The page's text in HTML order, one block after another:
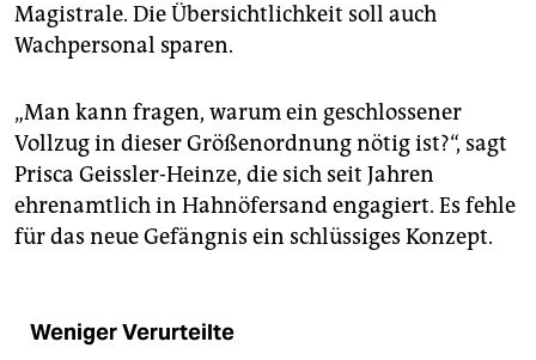
Magistrale. Die Übersichtlichkeit soll auch
Wachpersonal sparen.
„Man kann fragen, warum ein geschlossener
Vollzug in dieser Größenordnung nötig ist?“, sagt
Prisca Geissler-Heinze, die sich seit Jahren
ehrenamtlich in Hahnöfersand engagiert. Es fehle
für das neue Gefängnis ein schlüssiges Konzept.
Weniger Verurteilte